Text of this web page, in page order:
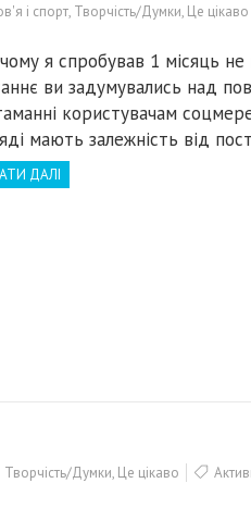
і спорт, Творчість/Думки, Це цікаво
я спробував 1 місяць
ви задумувались над
користувачам
мають залежність від
ДАЛІ
Творчість/Думки, Це цікаво